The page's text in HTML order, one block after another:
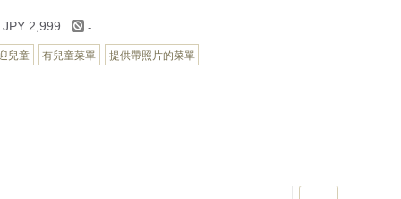
2,999 -
兒童 有兒童菜單 提供帶照片的菜單